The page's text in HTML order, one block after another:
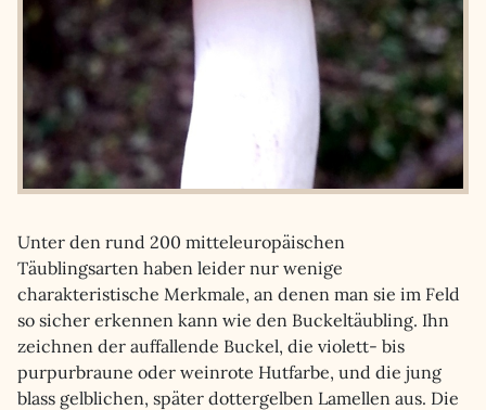
Unter den rund 200 mitteleuropäischen
Täublingsarten haben leider nur wenige
charakteristische Merkmale, an denen man sie im Feld
so sicher erkennen kann wie den Buckeltäubling. Ihn
zeichnen der auffallende Buckel, die violett- bis
purpurbraune oder weinrote Hutfarbe, und die jung
blass gelblichen, später dottergelben Lamellen aus. Die